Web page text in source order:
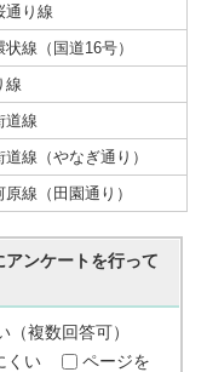
通り線
線（国道16号）
線
道線
道線（やなぎ通り）
原線（田園通り）
ンケートを行って
（複数回答可）
くい
ページを